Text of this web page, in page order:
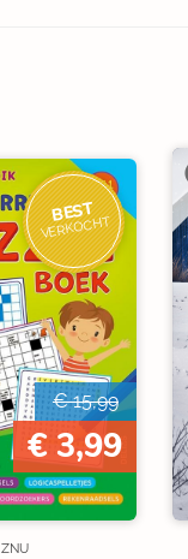
BEST
VERKOCHT
€ 15,99
€ 3,99
ZNU